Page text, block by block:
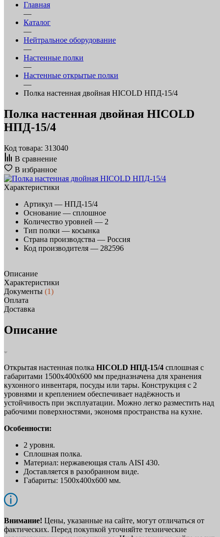
Главная
—
Каталог
—
Нейтральное оборудование
—
Настенные полки
—
Настенные открытые полки
—
Полка настенная двойная HICOLD НПД-15/4
Полка настенная двойная HICOLD
НПД-15/4
Код товара: 313040
В сравнение
В избранное
Характеристики
Артикул — НПД-15/4
Основание — сплошное
Количество уровней — 2
Тип полки — косынка
Страна производства — Россия
Код производителя — 282596
Описание
Характеристики
Документы (1)
Оплата
Доставка
Описание
Открытая настенная полка HICOLD НПД-15/4 сплошная с
габаритами 1500х400х600 мм предназначена для хранения
кухонного инвентаря, посуды или тары. Конструкция с 2
уровнями и креплением обеспечивает надёжность и
устойчивость при эксплуатации. Можно легко разместить над
рабочими поверхностями, экономя пространства на кухне.
Особенности:
2 уровня.
Сплошная полка.
Материал: нержавеющая сталь AISI 430.
Доставляется в разобранном виде.
Габариты: 1500х400х600 мм.
Внимание! Цены, указанные на сайте, могут отличаться от
фактических. Перед покупкой уточняйте технические